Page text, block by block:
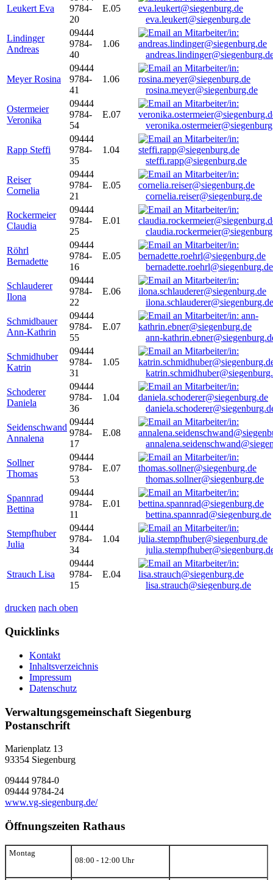
Leukert Eva
9784-
20
E.05
eva.leukert@siegenburg.de
Lindinger
Andreas
09444
9784-
40
1.06
Meyer Rosina
09444
9784-
41
1.06
rosina.meyer@siegenburg.de
Ostermeier
Veronika
09444
9784-
54
E.07
Rapp Steffi
09444
9784-
35
1.04
steffi.rapp@siegenburg.de
Reiser
Cornelia
09444
9784-
21
E.05
cornelia.reiser@siegenburg.de
Rockermeier
Claudia
09444
9784-
25
E.01
Röhrl
Bernadette
09444
9784-
16
E.05
bernadette.roehrl@siegenburg.de
Schlauderer
Ilona
09444
9784-
22
E.06
ilona.schlauderer@siegenburg.de
Schmidbauer
Ann-Kathrin
09444
9784-
55
E.07
ann-
Schmidhuber
Katrin
09444
9784-
31
1.05
Schoderer
Daniela
09444
9784-
36
1.04
Seidenschwand
Annalena
09444
9784-
17
E.08
Sollner
Thomas
09444
9784-
53
E.07
thomas.sollner@siegenburg.de
Spannrad
Bettina
09444
9784-
11
E.01
bettina.spannrad@siegenburg.de
Stempfhuber
Julia
09444
9784-
34
1.04
Strauch Lisa
09444
9784-
15
E.04
lisa.strauch@siegenburg.de
drucken nach oben
Quicklinks
Kontakt
Inhaltsverzeichnis
Impressum
Datenschutz
Verwaltungsgemeinschaft Siegenburg
Postanschrift
Marienplatz 13
93354 Siegenburg
09444 9784-0
09444 9784-24
www.vg-siegenburg.de/
Öffnungszeiten Rathaus
Montag
08:00 - 12:00 Uhr